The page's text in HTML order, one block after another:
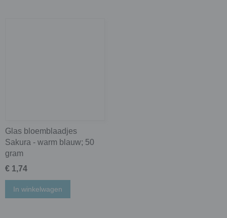
Glas bloemblaadjes
Sakura - warm blauw; 50
gram
€ 1,74
In winkelwagen